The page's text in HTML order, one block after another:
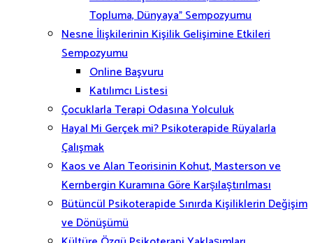
Topluma, Dünyaya” Sempozyumu
Nesne İlişkilerinin Kişilik Gelişimine Etkileri
Sempozyumu
Online Başvuru
Katılımcı Listesi
Çocuklarla Terapi Odasına Yolculuk
Hayal Mi Gerçek mi? Psikoterapide Rüyalarla
Çalışmak
Kaos ve Alan Teorisinin Kohut, Masterson ve
Kernbergin Kuramına Göre Karşılaştırılması
Bütüncül Psikoterapide Sınırda Kişiliklerin Değişim
ve Dönüşümü